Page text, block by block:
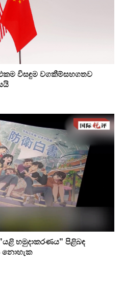
විසඳුම වගකීම්සහගතව
හමුදාකරණය" පිළිබඳ
නොහැක